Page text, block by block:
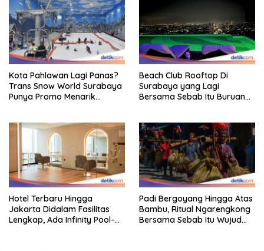
Kota Pahlawan Lagi Panas?
Trans Snow World Surabaya
Punya Promo Menarik
Beach Club Rooftop Di
Surabaya yang Lagi
Bersama Sebab Itu Buruan
Hotel Terbaru Hingga
Jakarta Didalam Fasilitas
Lengkap, Ada Infinity Pool-
Padi Bergoyang Hingga Atas
Bambu, Ritual Ngarengkong
Bersama Sebab Itu Wujud